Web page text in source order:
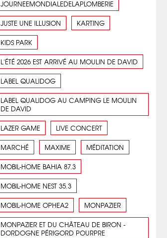
JOURNEEMONDIALEDELAPLOMBERIE
JUSTE UNE ILLUSION KARTING
KIDS PARK
L'ÉTÉ 2026 EST ARRIVÉ AU MOULIN DE DAVID
LABEL QUALIDOG
LABEL QUALIDOG AU CAMPING LE MOULIN
DE DAVID
LAZER GAME LIVE CONCERT
MARCHÉ MAXIME MÉDITATION
MOBIL-HOME BAHIA 87.3
MOBIL-HOME NEST 35.3
MOBIL-HOME OPHEA2 MONPAZIER
MONPAZIER ET DU CHÂTEAU DE BIRON -
DORDOGNE PÉRIGORD POURPRE